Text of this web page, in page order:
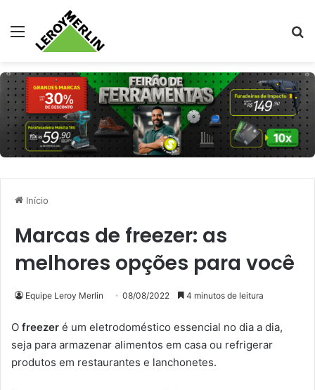
Menu
Início
Marcas de freezer: as
melhores opções para você
Equipe Leroy Merlin 08/08/2022 4 minutos de leitura
O freezer é um eletrodoméstico essencial no dia a dia,
seja para armazenar alimentos em casa ou refrigerar
produtos em restaurantes e lanchonetes.